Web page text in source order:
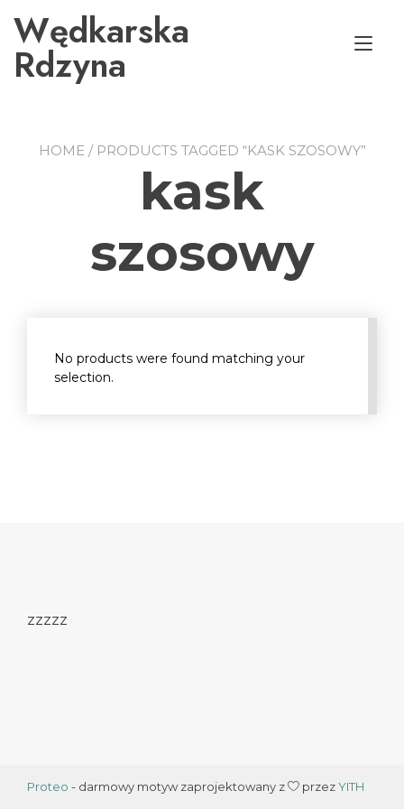
do
treściWędkarska
Rdzyna
HOME/ PRODUCTS TAGGED “KASK SZOSOWY”
kask
szosowy
No products were found matching your
selection.
zzzzz
Proteo - darmowy motyw zaprojektowany z przezYITH